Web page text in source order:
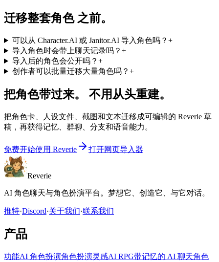
迁移整套角色 之前。
可以从 Character.AI 或 Janitor.AI 导入角色吗？ +
导入角色时会带上聊天记录吗？ +
导入后的角色会公开吗？ +
创作者可以批量迁移大量角色吗？ +
把角色带过来。 不用从头重建。
把角色卡、人设文件、截图和文本迁移成可编辑的 Reverie 草
稿，再获得记忆、群聊、分支和语音能力。
免费开始使用 Reverie 打开网页导入器
Reverie
AI 角色聊天与角色扮演平台。梦想它、创造它、与它对话。
推特·Discord·关于我们·联系我们
产品
功能AI 角色扮演角色扮演灵感AI RPG带记忆的 AI 聊天角色